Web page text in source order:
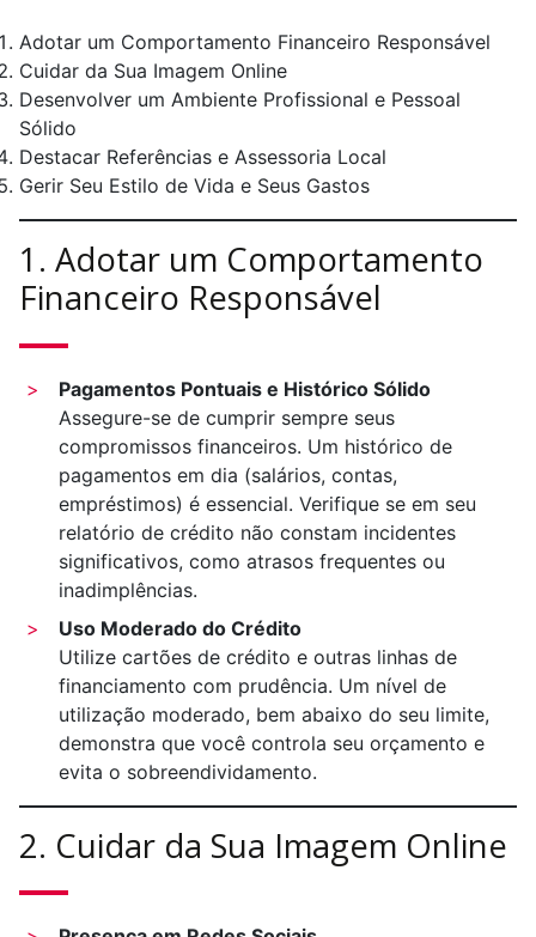
Adotar um Comportamento Financeiro Responsável
Cuidar da Sua Imagem Online
Desenvolver um Ambiente Profissional e Pessoal
Sólido
Destacar Referências e Assessoria Local
Gerir Seu Estilo de Vida e Seus Gastos
1. Adotar um Comportamento
Financeiro Responsável
Pagamentos Pontuais e Histórico Sólido
Assegure-se de cumprir sempre seus
compromissos financeiros. Um histórico de
pagamentos em dia (salários, contas,
empréstimos) é essencial. Verifique se em seu
relatório de crédito não constam incidentes
significativos, como atrasos frequentes ou
inadimplências.
Uso Moderado do Crédito
Utilize cartões de crédito e outras linhas de
financiamento com prudência. Um nível de
utilização moderado, bem abaixo do seu limite,
demonstra que você controla seu orçamento e
evita o sobreendividamento.
2. Cuidar da Sua Imagem Online